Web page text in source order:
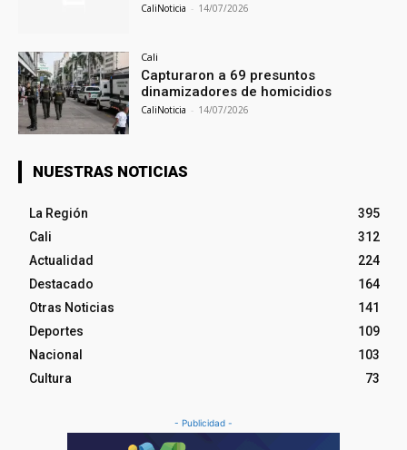
CaliNoticia - 14/07/2026
Cali
Capturaron a 69 presuntos
dinamizadores de homicidios
CaliNoticia - 14/07/2026
NUESTRAS NOTICIAS
La Región
395
Cali
312
Actualidad
224
Destacado
164
Otras Noticias
141
Deportes
109
Nacional
103
Cultura
73
- Publicidad -